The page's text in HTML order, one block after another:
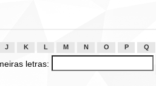
J K L M N O P Q
letras: